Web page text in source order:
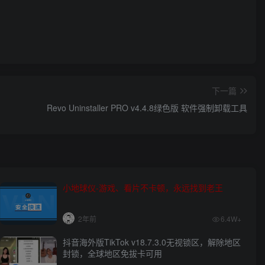
下一篇
Revo Uninstaller PRO v4.4.8绿色版 软件强制卸载工具
小地球仪-游戏、看片不卡顿，永远找到老王
2年前 6.4W+
抖音海外版TikTok v18.7.3.0无视锁区，解除地区
封锁，全球地区免拔卡可用